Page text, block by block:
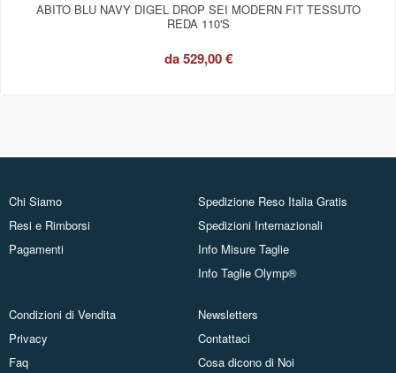
ABITO BLU NAVY DIGEL DROP SEI MODERN FIT TESSUTO
REDA 110'S
da529,00 €
Chi Siamo
Resi e Rimborsi
Pagamenti
Spedizione Reso Italia Gratis
Spedizioni Internazionali
Info Misure Taglie
Info Taglie Olymp®
Condizioni di Vendita
Privacy
Faq
Newsletters
Contattaci
Cosa dicono di Noi